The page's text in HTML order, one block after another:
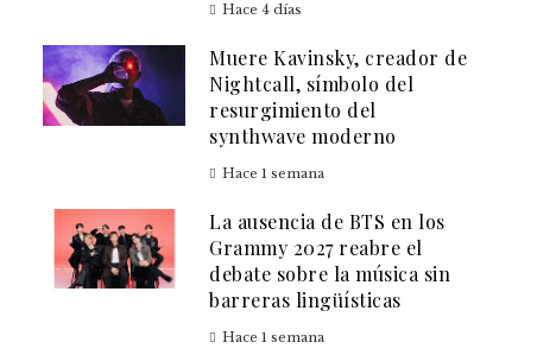
Hace 4 días
Muere Kavinsky, creador de
Nightcall, símbolo del
resurgimiento del
synthwave moderno
Hace 1 semana
La ausencia de BTS en los
Grammy 2027 reabre el
debate sobre la música sin
barreras lingüísticas
Hace 1 semana